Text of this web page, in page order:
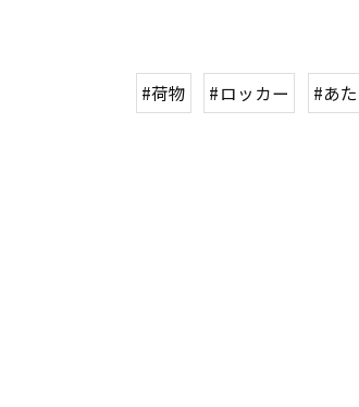
#荷物 #ロッカー #あ